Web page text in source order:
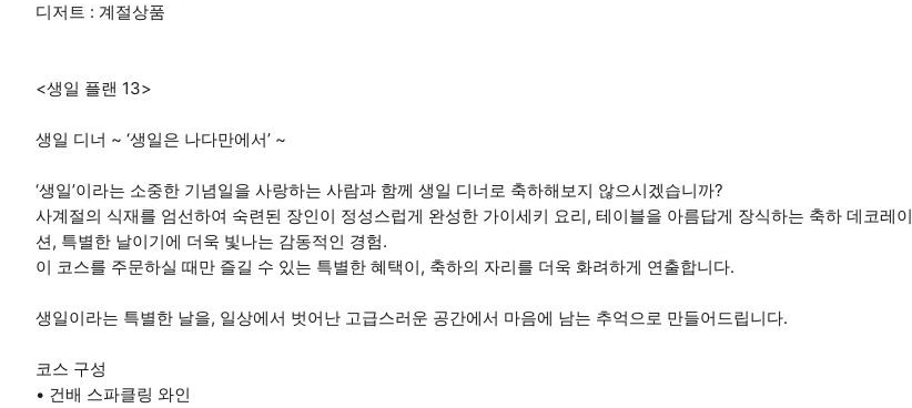
디저트 : 계절상품
<생일 플랜 13>
생일 디너 ~ ‘생일은 나다만에서’ ~
‘생일’이라는 소중한 기념일을 사랑하는 사람과 함께 생일 디너로 축하해보지 않으시겠습니까?
사계절의 식재를 엄선하여 숙련된 장인이 정성스럽게 완성한 가이세키 요리, 테이블을 아름답게 장식하는 축하 데코레이
션, 특별한 날이기에 더욱 빛나는 감동적인 경험.
이 코스를 주문하실 때만 즐길 수 있는 특별한 혜택이, 축하의 자리를 더욱 화려하게 연출합니다.
생일이라는 특별한 날을, 일상에서 벗어난 고급스러운 공간에서 마음에 남는 추억으로 만들어드립니다.
코스 구성
• 건배 스파클링 와인